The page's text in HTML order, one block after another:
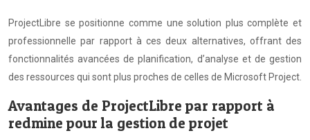
ProjectLibre se positionne comme une solution plus complète et
professionnelle par rapport à ces deux alternatives, offrant des
fonctionnalités avancées de planification, d’analyse et de gestion
des ressources qui sont plus proches de celles de Microsoft Project.
Avantages de ProjectLibre par rapport à
redmine pour la gestion de projet